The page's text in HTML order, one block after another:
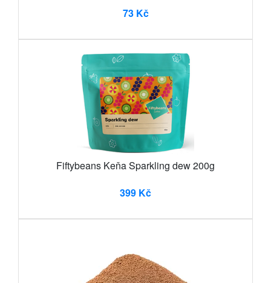
73 Kč
Fiftybeans Keňa Sparkling dew 200g
399 Kč